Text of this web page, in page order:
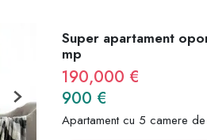
Next
Super apartament
mp
190,000 €
900 €
Apartament cu 5 camere